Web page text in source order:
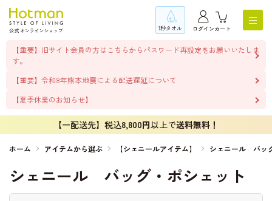
1秒タオル ログインカート
【重要】旧サイト会員の方はこちらからパスワード再設定をお願いいたしま
す。
【重要】令和8年熊本地震による配送遅延について
【夏季休業のお知らせ】
【一配送先】税込8,800円以上で送料無料！
ホーム アイテムから選ぶ 【シェニールアイテム】 シェニール バッ
シェニール バッグ・ポシェット